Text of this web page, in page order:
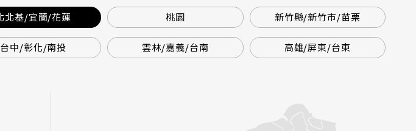
北基/宜蘭/花蓮 桃園 新竹縣/新竹市/苗栗
台中/彰化/南投 雲林/嘉義/台南 高雄/屏東/台東